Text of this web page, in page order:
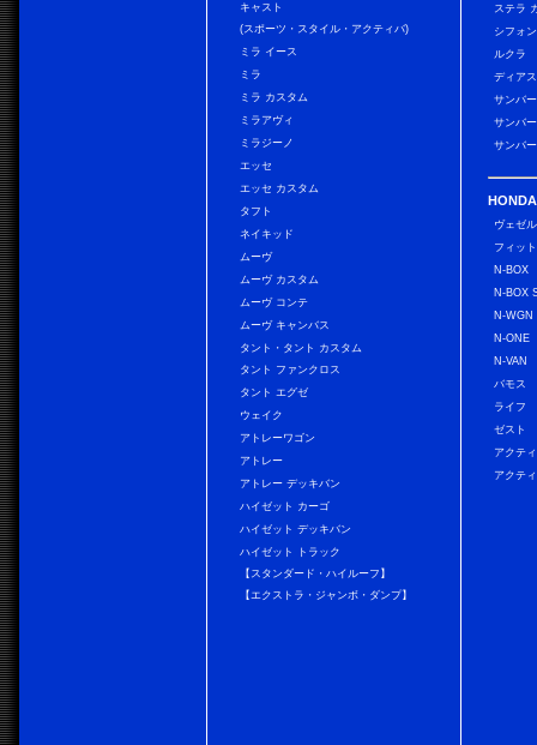
キャスト
(スポーツ・スタイル・アクティバ)
ミラ イース
ミラ
ミラ カスタム
ミラアヴィ
ミラジーノ
エッセ
エッセ カスタム
タフト
ネイキッド
ムーヴ
ムーヴ カスタム
ムーヴ コンテ
ムーヴ キャンバス
タント・タント カスタム
タント ファンクロス
タント エグゼ
ウェイク
アトレーワゴン
アトレー
アトレー デッキバン
ハイゼット カーゴ
ハイゼット デッキバン
ハイゼット トラック
【スタンダード・ハイルーフ】
【エクストラ・ジャンボ・ダンプ】
ステラ
シフォ
ルクラ
ディア
サンバ
サンバ
サンバ
HONDA
ヴェゼル
フィット
N-BOX
N-BOX
N-WGN
N-ONE
N-VAN
バモス
ライフ
ゼスト
アクテ
アクテ